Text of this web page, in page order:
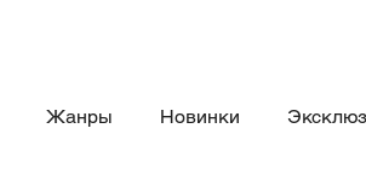
Жанры Новинки